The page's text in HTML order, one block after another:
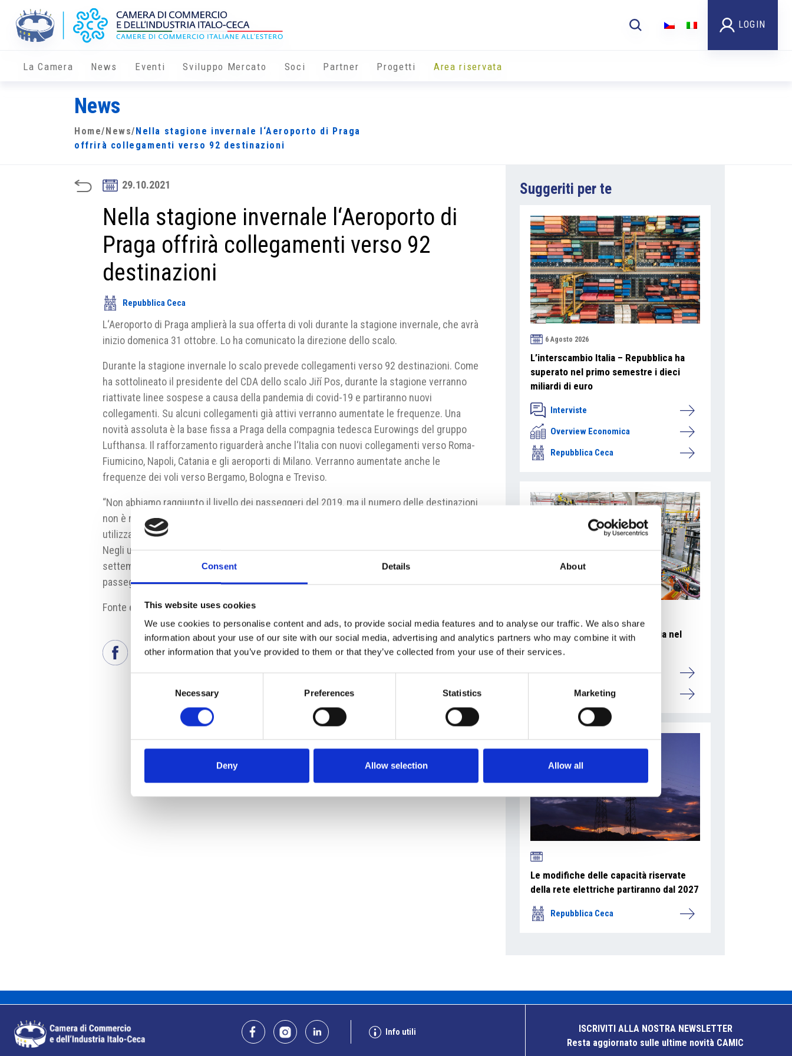
Consent Details About
This website uses cookies
We use cookies to personalise content and ads, to provide social media features and to analyse our traffic. We also share
information about your use of our site with our social media, advertising and analytics partners who may combine it with
other information that you’ve provided to them or that they’ve collected from your use of their services.
Necessary Preferences Statistics Marketing
Deny Allow selection Allow all
LOGIN
La Camera News Eventi Sviluppo Mercato Soci Partner Progetti Area riservata
News
Home/ News/ Nella stagione invernale l‘Aeroporto di Praga
offrirà collegamenti verso 92 destinazioni
29.10.2021
Nella stagione invernale l‘Aeroporto di
Praga offrirà collegamenti verso 92
destinazioni
Repubblica Ceca
L‘Aeroporto di Praga amplierà la sua offerta di voli durante la stagione invernale, che avrà
inizio domenica 31 ottobre. Lo ha comunicato la direzione dello scalo.
Durante la stagione invernale lo scalo prevede collegamenti verso 92 destinazioni. Come
ha sottolineato il presidente del CDA dello scalo Jiří Pos, durante la stagione verranno
riattivate linee sospese a causa della pandemia di covid-19 e partiranno nuovi
collegamenti. Su alcuni collegamenti già attivi verranno aumentate le frequenze. Una
novità assoluta è la base fissa a Praga della compagnia tedesca Eurowings del gruppo
Lufthansa. Il rafforzamento riguarderà anche l‘Italia con nuovi collegamenti verso Roma-
Fiumicino, Napoli, Catania e gli aeroporti di Milano. Verranno aumentate anche le
frequenze dei voli verso Bergamo, Bologna e Treviso.
“Non abbiamo raggiunto il livello dei passeggeri del 2019, ma il numero delle destinazioni
non è molto differente” ha sottolineato Pos. Nei primi nove mesi dell‘anno hanno
utilizzato lo scalo praghese circa 2,7 milioni di persone, due anni fa erano 13,7 milioni.
Negli ultimi mesi l‘Aeroporto di Praga segnala una netta ripresa rispetto al 2020. In
settembre di quest‘anno lo scalo ha registrato un volume di traffico di 654.000
passeggeri, ben 400.000 passeggeri in più rispetto all‘anno precedente.
Fonte e fonte fotografia:www.prg.aero
Suggeriti per te
6 Agosto 2026
L’interscambio Italia – Repubblica ha
superato nel primo semestre i dieci
miliardi di euro
Interviste
Overview Economica
Repubblica Ceca
Accelera la ripresa dell’industria nel
corso del primo semestre
Overview Economica
Repubblica Ceca
Le modifiche delle capacità riservate
della rete elettriche partiranno dal 2027
Repubblica Ceca
Info utili
ISCRIVITI ALLA NOSTRA NEWSLETTER
Resta aggiornato sulle ultime novità CAMIC